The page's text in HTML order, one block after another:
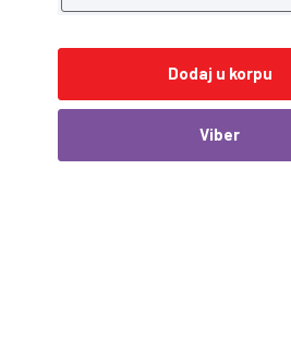
Dodaj u korpu
Viber